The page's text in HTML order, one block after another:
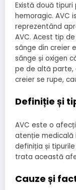
Există două tipuri
hemoragic. AVC
reprezentând
AVC. Acest tip
sânge din creier
sânge și oxigen
pe de altă parte,
creier se rupe,
Definiție și
AVC este o
atenție medicală
definiția și
trata această
Cauze și